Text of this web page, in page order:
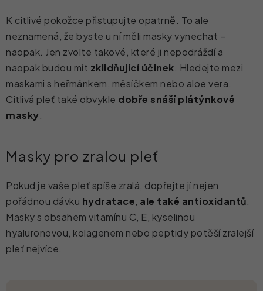
K citlivé pokožce přistupujte opatrně. To ale
neznamená, že byste u ní měli masky vynechat –
naopak. Jen zvolte takové, které ji nepodráždí a
naopak budou mít zklidňující účinek . Hledejte mezi
maskami s heřmánkem, měsíčkem nebo aloe vera.
Citlivá pleť také obvykle dobře snáší plátýnkové
masky
Masky pro zralou pleť
Pokud je vaše pleť spíše zralá, dopřejte jí nejen
pořádnou dávku hydratace ale také antioxidantů
Masky s obsahem vitamínu C, E, kyselinou
hyaluronovou, kolagenem nebo peptidy potěší zralejší
pleť nejvíce.